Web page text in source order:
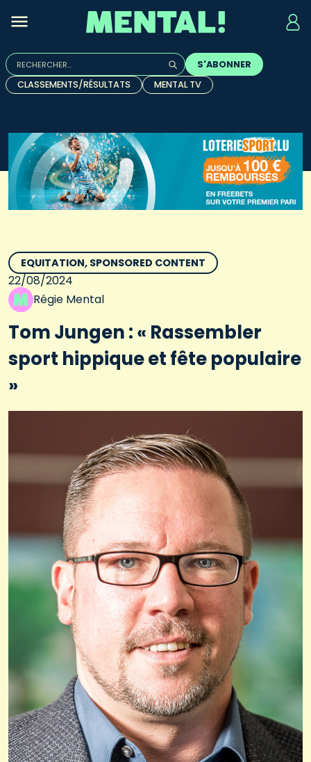
Rechercher :
Quand les résultats de l'auto-complétion sont
S'ABONNER
CLASSEMENTS/RÉSULTATS
MENTAL TV
EQUITATION SPONSORED CONTENT
22/08/2024
Régie Mental
Tom Jungen : « Rassembler
sport hippique et fête populaire
»